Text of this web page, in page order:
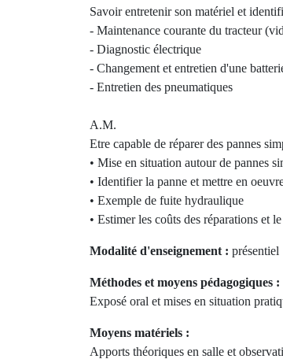
Savoir entretenir son matériel et
- Maintenance courante du tracteur
- Diagnostic électrique
- Changement et entretien d'une
- Entretien des pneumatiques
A.M.
Etre capable de réparer des pannes
• Mise en situation autour de pannes
• Identifier la panne et mettre en
• Exemple de fuite hydraulique
• Estimer les coûts des réparations et
Modalité d'enseignement : présentiel
Méthodes et moyens pédagogiques :
Exposé oral et mises en situation
Moyens matériels :
Apports théoriques en salle et